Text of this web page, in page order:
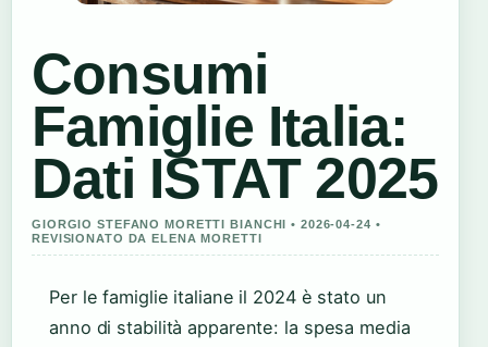
Consumi
Famiglie Italia:
Dati ISTAT 2025
GIORGIO STEFANO MORETTI BIANCHI • 2026-04-24 •
REVISIONATO DA ELENA MORETTI
Per le famiglie italiane il 2024 è stato un
anno di stabilità apparente: la spesa media